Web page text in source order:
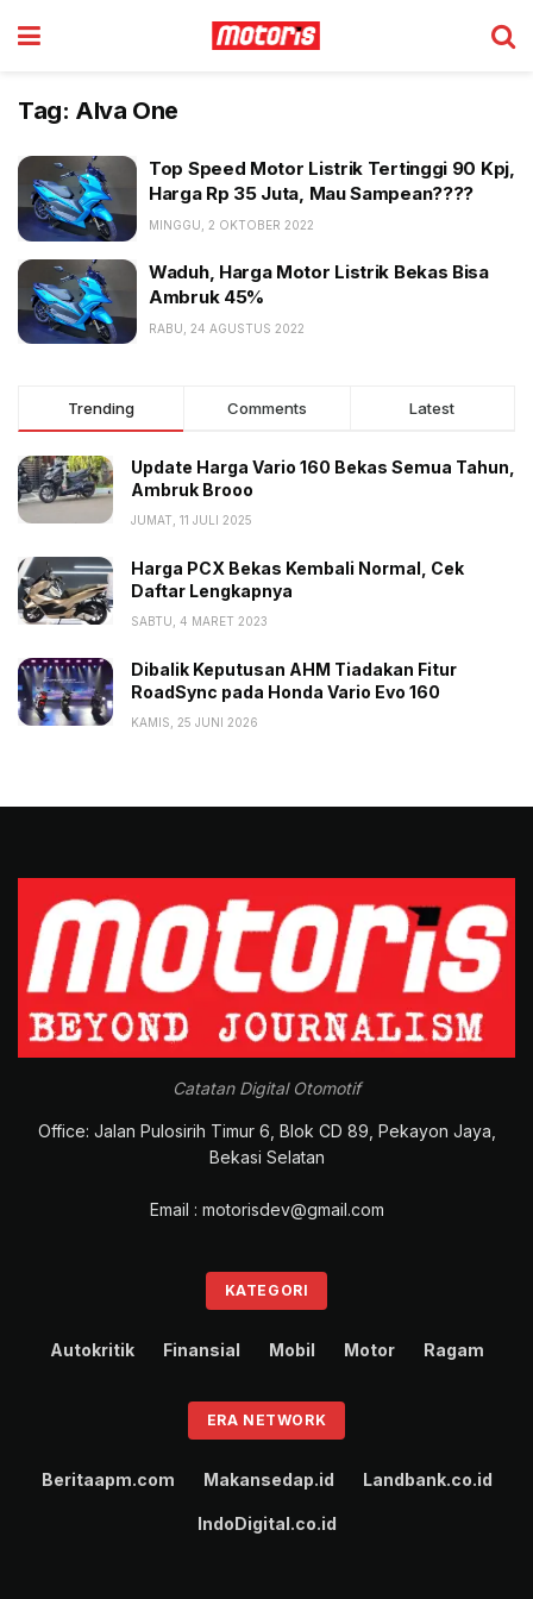
Tag: Alva One
Top Speed Motor Listrik Tertinggi 90 Kpj,
Harga Rp 35 Juta, Mau Sampean????
MINGGU, 2 OKTOBER 2022
Waduh, Harga Motor Listrik Bekas Bisa
Ambruk 45%
RABU, 24 AGUSTUS 2022
Trending Comments Latest
Update Harga Vario 160 Bekas Semua Tahun,
Ambruk Brooo
JUMAT, 11 JULI 2025
Harga PCX Bekas Kembali Normal, Cek
Daftar Lengkapnya
SABTU, 4 MARET 2023
Dibalik Keputusan AHM Tiadakan Fitur
RoadSync pada Honda Vario Evo 160
KAMIS, 25 JUNI 2026
Catatan Digital Otomotif
Office: Jalan Pulosirih Timur 6, Blok CD 89, Pekayon Jaya,
Bekasi Selatan
Email : motorisdev@gmail.com
KATEGORI
Autokritik Finansial Mobil Motor Ragam
ERA NETWORK
Beritaapm.com Makansedap.id Landbank.co.id
IndoDigital.co.id